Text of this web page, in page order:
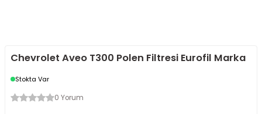
Chevrolet Aveo T300 Polen Filtresi Eurofil Marka
Stokta Var
0 Yorum